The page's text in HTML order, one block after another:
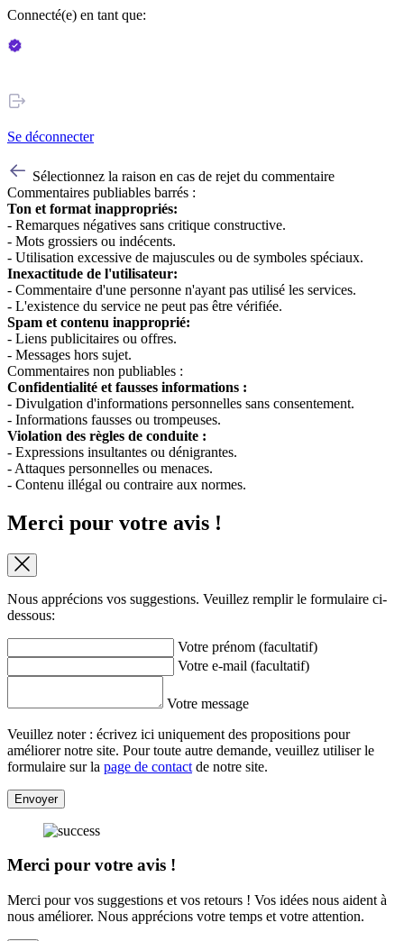
Connecté(e) en tant que:
Se déconnecter
Sélectionnez la raison en cas de rejet du commentaire
Commentaires publiables barrés :
Ton et format inappropriés:
- Remarques négatives sans critique constructive.
- Mots grossiers ou indécents.
- Utilisation excessive de majuscules ou de symboles spéciaux.
Inexactitude de l'utilisateur:
- Commentaire d'une personne n'ayant pas utilisé les services.
- L'existence du service ne peut pas être vérifiée.
Spam et contenu inapproprié:
- Liens publicitaires ou offres.
- Messages hors sujet.
Commentaires non publiables :
Confidentialité et fausses informations :
- Divulgation d'informations personnelles sans consentement.
- Informations fausses ou trompeuses.
Violation des règles de conduite :
- Expressions insultantes ou dénigrantes.
- Attaques personnelles ou menaces.
- Contenu illégal ou contraire aux normes.
Merci pour votre avis !
Nous apprécions vos suggestions. Veuillez remplir le formulaire ci-
dessous:
Votre prénom (facultatif)
Votre e-mail (facultatif)
Votre message
Veuillez noter : écrivez ici uniquement des propositions pour
améliorer notre site. Pour toute autre demande, veuillez utiliser le
formulaire sur la page de contact de notre site.
Envoyer
Merci pour votre avis !
Merci pour vos suggestions et vos retours ! Vos idées nous aident à
nous améliorer. Nous apprécions votre temps et votre attention.